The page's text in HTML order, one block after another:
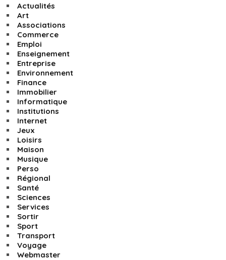
Actualités
Art
Associations
Commerce
Emploi
Enseignement
Entreprise
Environnement
Finance
Immobilier
Informatique
Institutions
Internet
Jeux
Loisirs
Maison
Musique
Perso
Régional
Santé
Sciences
Services
Sortir
Sport
Transport
Voyage
Webmaster